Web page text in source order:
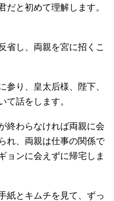
だと初めて理解します。
省し、両親を宮に招くこ
参り、皇太后様、陛下、
て話をします。
終わらなければ両親に会
れ、両親は仕事の関係で
ョンに会えずに帰宅しま
紙とキムチを見て、ずっ